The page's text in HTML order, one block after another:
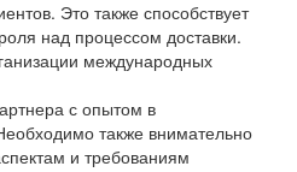
Это также способствует
над процессом доставки.
международных
с опытом в
также внимательно
и требованиям